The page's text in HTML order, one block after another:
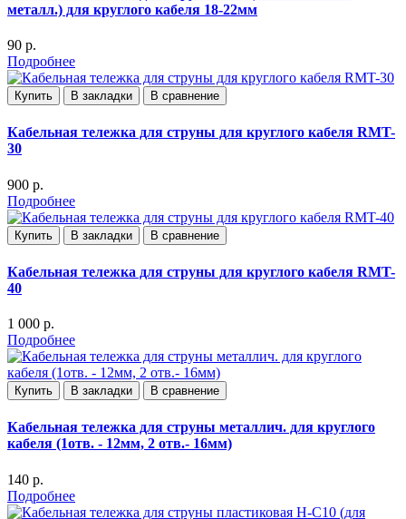
металл.) для круглого кабеля 18-22мм
90 р.
Подробнее
Купить В закладки В сравнение
Кабельная тележка для струны для круглого кабеля RMT-
30
900 р.
Подробнее
Купить В закладки В сравнение
Кабельная тележка для струны для круглого кабеля RMT-
40
1 000 р.
Подробнее
Купить В закладки В сравнение
Кабельная тележка для струны металлич. для круглого
кабеля (1отв. - 12мм, 2 отв.- 16мм)
140 р.
Подробнее